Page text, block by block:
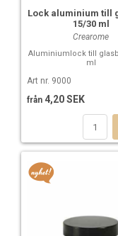
Lock aluminium till
15/30 ml
Crearome
Aluminiumlock till
ml
Art nr. 9000
från 4,20 SEK